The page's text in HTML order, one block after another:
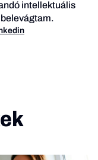
intellektuális